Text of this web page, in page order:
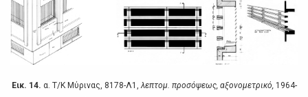
Εικ. 14. α. Τ/Κ Μύριvας, 8178-Λ1,λεπτoμ. πρoσόψεως, αξovoμετρικό,1964-